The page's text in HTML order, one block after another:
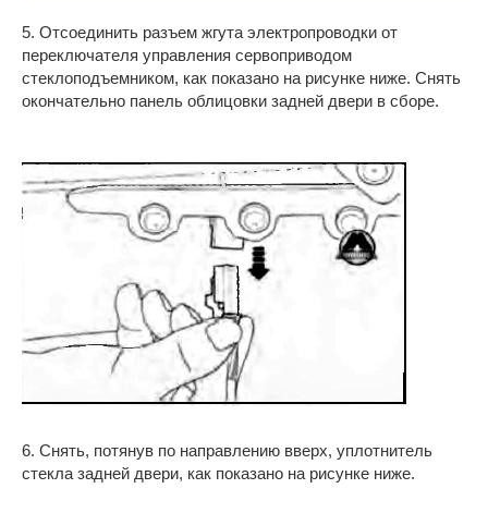
5. Отсоединить разъем жгута электропроводки от
переключателя управления сервоприводом
стеклоподъемником, как показано на рисунке ниже. Снять
окончательно панель облицовки задней двери в сборе.
6. Снять, потянув по направлению вверх, уплотнитель
стекла задней двери, как показано на рисунке ниже.